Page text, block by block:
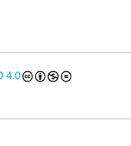
4.0